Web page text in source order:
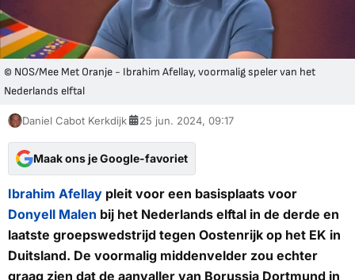
© NOS/Mee Met Oranje - Ibrahim Afellay, voormalig speler van het
Nederlands elftal
Daniel Cabot Kerkdijk 25 jun. 2024, 09:17
Maak ons je Google-favoriet
Ibrahim Afellay pleit voor een basisplaats voor
Donyell Malen bij het Nederlands elftal in de derde en
laatste groepswedstrijd tegen Oostenrijk op het EK in
Duitsland. De voormalig middenvelder zou echter
graag zien dat de aanvaller van Borussia Dortmund in